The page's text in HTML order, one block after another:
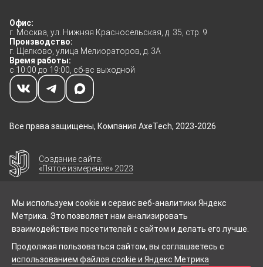
Офис:
г. Москва, ул. Нижняя Красносельская, д. 35, стр. 9
Производство:
г. Щелково, улица Мелиораторов, д. 3А
Время работы:
с 10:00 до 19:00, сб-вс выходной
Все права защищены, Компания AxeTech, 2023-2026
Создание сайта:
«Пятое измерение» 2023
Размещённые данные на сайте носят
информационный характер, могут иметь
расхождения с действительностью и не являются
Мы используем cookie и сервис веб-аналитики Яндекс
Метрика. Это позволяет нам анализировать
взаимодействие посетителей с сайтом и делать его лучше.
Продолжая пользоваться сайтом, вы соглашаетесь с
использованием файлов cookie и Яндекс Метрика